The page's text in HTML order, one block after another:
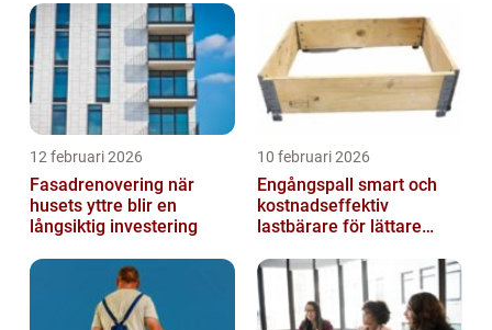
12 februari 2026
Fasadrenovering när
husets yttre blir en
långsiktig investering
10 februari 2026
Engångspall smart och
kostnadseffektiv
lastbärare för lättare